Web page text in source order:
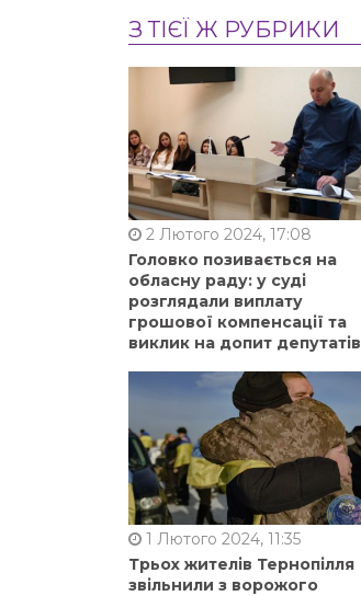
З ТІЄЇ Ж РУБРИКИ
2 Лютого 2024, 17:08
Головко позивається на
обласну раду: у суді
розглядали виплату
грошової компенсації та
виклик на допит депутатів
1 Лютого 2024, 11:35
Трьох жителів Тернопілля
звільнили з ворожого